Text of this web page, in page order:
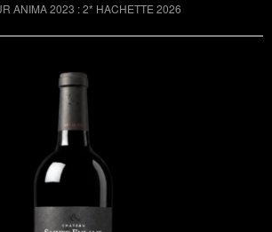
ANIMA 2023 : 2* HACHETTE 2026